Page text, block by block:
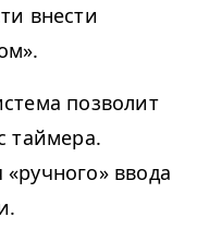
внести
позволит
таймера.
ввода